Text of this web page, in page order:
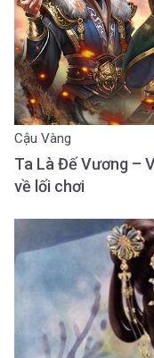
Cậu Vàng
Ta Là Đế Vương –
về lối chơi